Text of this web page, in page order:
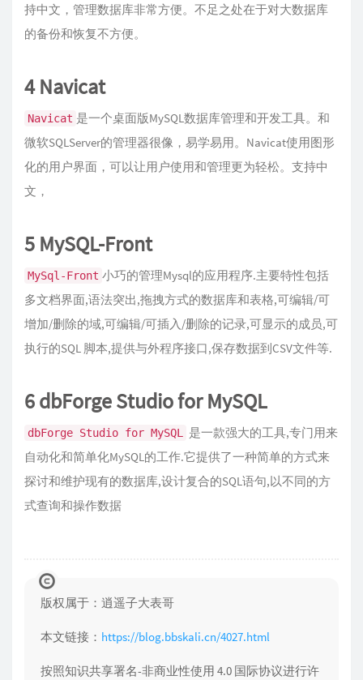
持中文，管理数据库非常方便。不足之处在于对大数据库
的备份和恢复不方便。
4 Navicat
Navicat 是一个桌面版MySQL数据库管理和开发工具。和
微软SQLServer的管理器很像，易学易用。Navicat使用图形
化的用户界面，可以让用户使用和管理更为轻松。支持中
文，
5 MySQL-Front
MySql-Front 小巧的管理Mysql的应用程序.主要特性包括
多文档界面,语法突出,拖拽方式的数据库和表格,可编辑/可
增加/删除的域,可编辑/可插入/删除的记录,可显示的成员,可
执行的SQL 脚本,提供与外程序接口,保存数据到CSV文件等.
6 dbForge Studio for MySQL
dbForge Studio for MySQL
是一款强大的工具,专门用来
自动化和简单化MySQL的工作.它提供了一种简单的方式来
探讨和维护现有的数据库,设计复合的SQL语句,以不同的方
式查询和操作数据
版权属于：逍遥子大表哥
本文链接： https://blog.bbskali.cn/4027.html
按照知识共享署名-非商业性使用 4.0 国际协议进行许